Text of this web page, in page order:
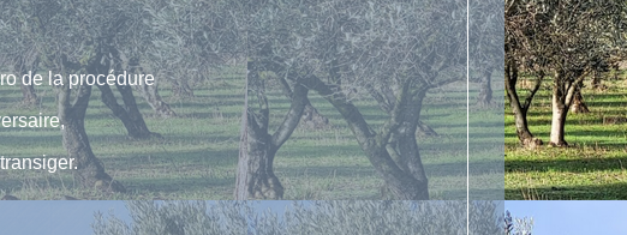
de la procédure
,